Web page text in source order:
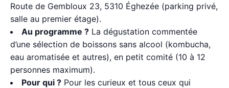
Route de Gembloux 23, 5310 Éghezée (parking privé,
salle au premier étage).
Au programme ? La dégustation commentée
d’une sélection de boissons sans alcool (kombucha,
eau aromatisée et autres), en petit comité (10 à 12
personnes maximum).
Pour qui ? Pour les curieux et tous ceux qui